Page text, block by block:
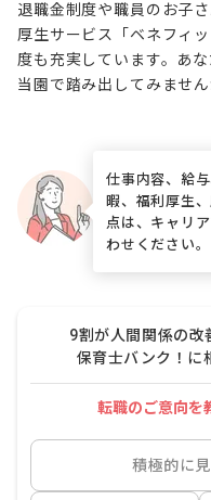
退職金制度や職員のお子
厚生サービス「ベネフィ
度も充実しています。あ
当園で踏み出してみません
仕事内容、給
暇、福利厚生
点は、キャリ
わせください。
9割が人間関係の改
保育士バンク！に
転職のご意向を
積極的に